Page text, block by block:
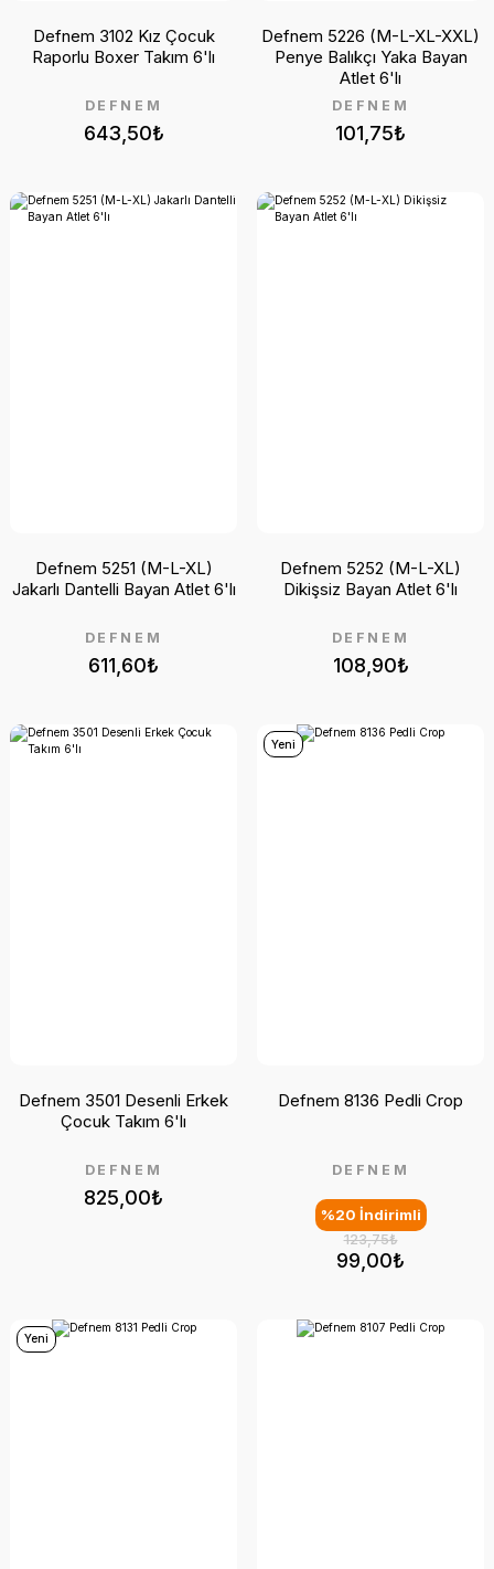
643,50₺
DEFNEM
Defnem 3102 Kız Çocuk
Raporlu Boxer Takım 6'lı
101,75₺
DEFNEM
Defnem 5226 (M-L-XL-XXL)
Penye Balıkçı Yaka Bayan
Atlet 6'lı
611,60₺
DEFNEM
Defnem 5251 (M-L-XL)
Jakarlı Dantelli Bayan Atlet 6'lı
108,90₺
DEFNEM
Defnem 5252 (M-L-XL)
Dikişsiz Bayan Atlet 6'lı
825,00₺
DEFNEM
Defnem 3501 Desenli Erkek
Çocuk Takım 6'lı
Yeni
99,00₺
123,75₺
%20 İndirimli
DEFNEM
Defnem 8136 Pedli Crop
Yeni